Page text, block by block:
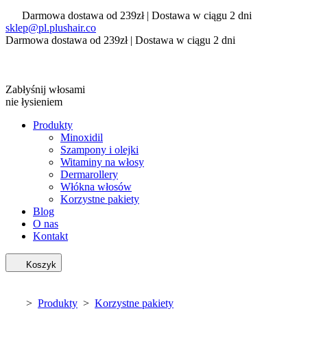
Darmowa dostawa od 239zł | Dostawa w ciągu 2 dni
sklep@pl.plushair.co
Darmowa dostawa od 239zł | Dostawa w ciągu 2 dni
Zabłyśnij włosami
nie łysieniem
Produkty
Minoxidil
Szampony i olejki
Witaminy na włosy
Dermarollery
Włókna włosów
Korzystne pakiety
Blog
O nas
Kontakt
Koszyk
> Produkty > Korzystne pakiety